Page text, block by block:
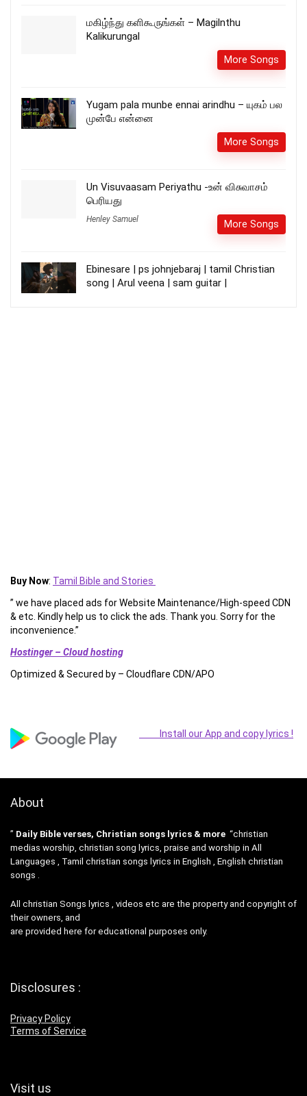
மகிழ்ந்து களிகூருங்கள் – Magilnthu
Kalikurungal
More Songs
Yugam pala munbe ennai arindhu – யுகம் பல
முன்பே என்னை
More Songs
Un Visuvaasam Periyathu -உன் விசுவாசம்
பெரியது
Henley Samuel More Songs
Ebinesare | ps johnjebaraj | tamil Christian
song | Arul veena | sam guitar |
Buy Now: Tamil Bible and Stories
” we have placed ads for Website Maintenance/High-speed CDN
& etc. Kindly help us to click the ads. Thank you. Sorry for the
inconvenience.”
Hostinger – Cloud hosting
Optimized & Secured by – Cloudflare CDN/APO
Install our App and copy lyrics !
About
” Daily Bible verses, Christian songs lyrics & more “christian
medias worship, christian song lyrics, praise and worship in All
Languages , Tamil christian songs lyrics in English , English christian
songs .
All christian Songs lyrics , videos etc are the property and copyright of
their owners, and
are provided here for educational purposes only.
Disclosures :
Privacy Policy
Terms of Service
Visit us